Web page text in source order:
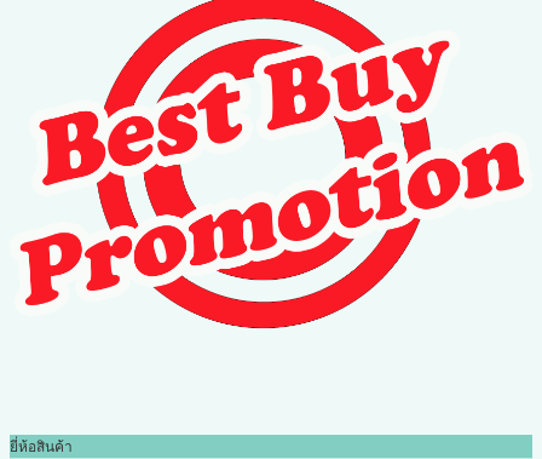
ยี่ห้อสินค้า